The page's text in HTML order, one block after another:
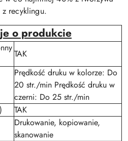
recyklingu.
o produkcie
TAK
Prędkość druku w kolorze: Do
20 str./min Prędkość druku w
czerni: Do 25 str./min
TAK
Drukowanie, kopiowanie,
skanowanie